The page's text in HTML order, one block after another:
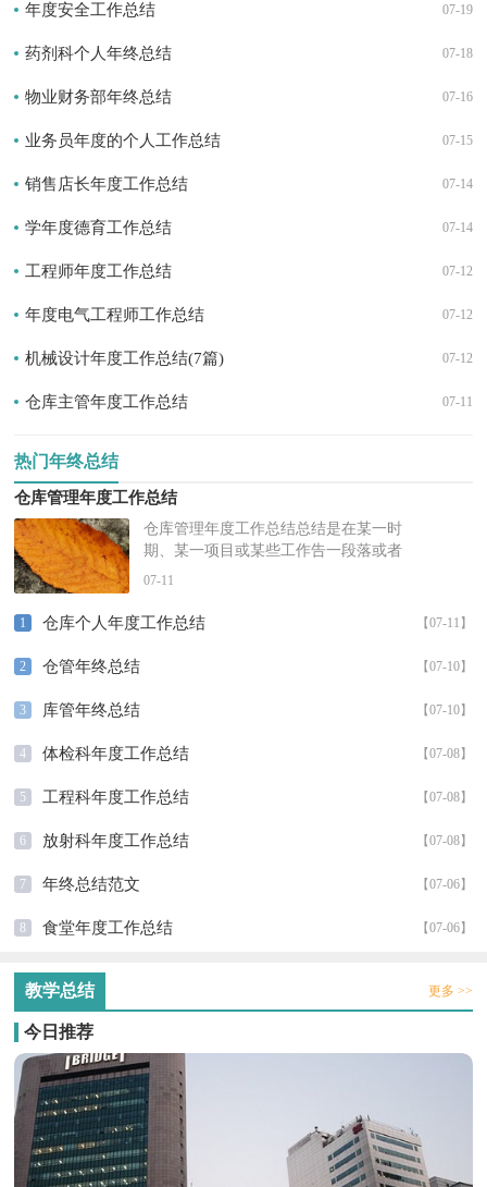
07-19
年度安全工作总结
07-18
药剂科个人年终总结
07-16
物业财务部年终总结
07-15
业务员年度的个人工作总结
07-14
销售店长年度工作总结
07-14
学年度德育工作总结
07-12
工程师年度工作总结
07-12
年度电气工程师工作总结
07-12
机械设计年度工作总结(7篇)
07-11
仓库主管年度工作总结
热门年终总结
仓库管理年度工作总结
仓库管理年度工作总结总结是在某一时
期、某一项目或某些工作告一段落或者
全部完成后进行回顾检查、分析评价，
07-11
1 【07-11】
仓库个人年度工作总结
2 【07-10】
仓管年终总结
3 【07-10】
库管年终总结
4 【07-08】
体检科年度工作总结
5 【07-08】
工程科年度工作总结
6 【07-08】
放射科年度工作总结
7 【07-06】
年终总结范文
8 【07-06】
食堂年度工作总结
教学总结 更多 >>
今日推荐